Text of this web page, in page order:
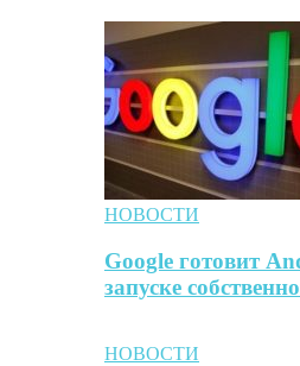
НОВОСТИ
Google готовит
запуске
НОВОСТИ